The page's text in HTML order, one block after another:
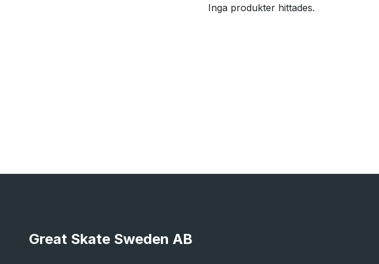
Inga produkter hittades.
Great Skate Sweden AB